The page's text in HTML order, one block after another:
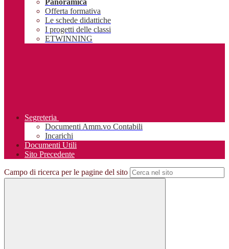
Panoramica
Offerta formativa
Le schede didattiche
I progetti delle classi
ETWINNING
Segreteria
Documenti Amm.vo Contabili
Incarichi
Documenti Utili
Sito Precedente
Campo di ricerca per le pagine del sito